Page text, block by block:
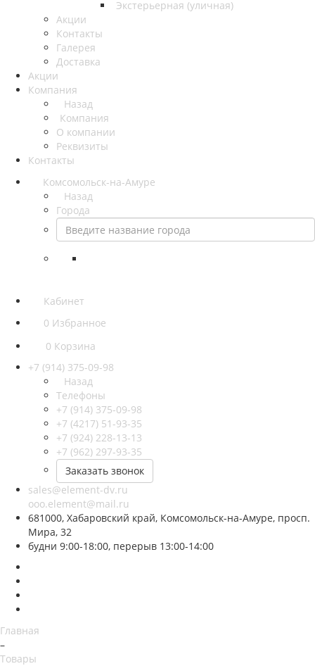
Экстерьерная (уличная)
Акции
Контакты
Галерея
Доставка
Акции
Компания
Назад
Компания
О компании
Реквизиты
Контакты
Комсомольск-на-Амуре
Назад
Города
Кабинет
0 Избранное
0 Корзина
+7 (914) 375-09-98
Назад
Телефоны
+7 (914) 375-09-98
+7 (4217) 51-93-35
+7 (924) 228-13-13
+7 (962) 297-93-35
Заказать звонок
sales@element-dv.ru
ooo.element@mail.ru
681000, Хабаровский край, Комсомольск-на-Амуре, просп.
Мира, 32
будни 9:00-18:00, перерыв 13:00-14:00
Главная
–
Товары